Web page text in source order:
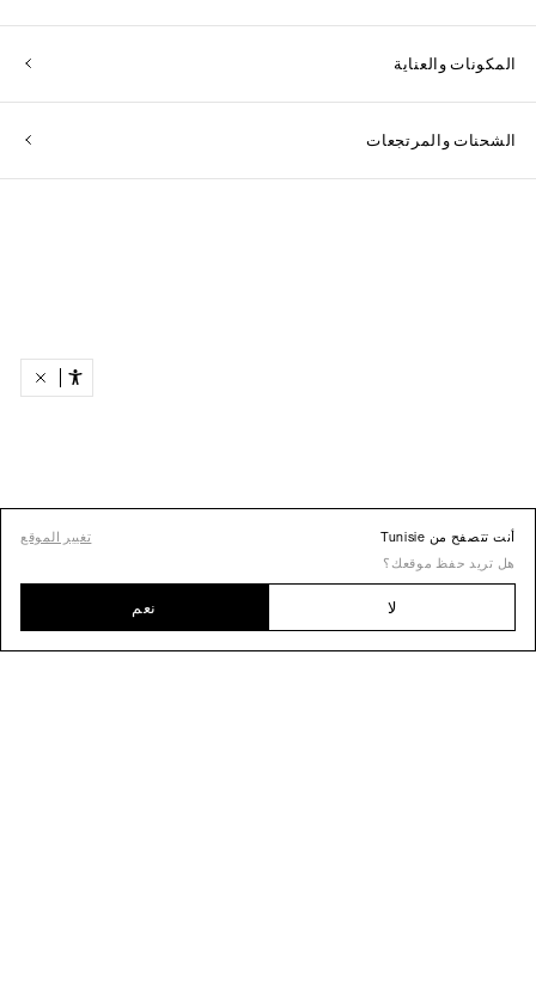
أنت تتصفح من Tunisie
تغيير الموقع
هل تريد حفظ موقعك؟
لا نعم